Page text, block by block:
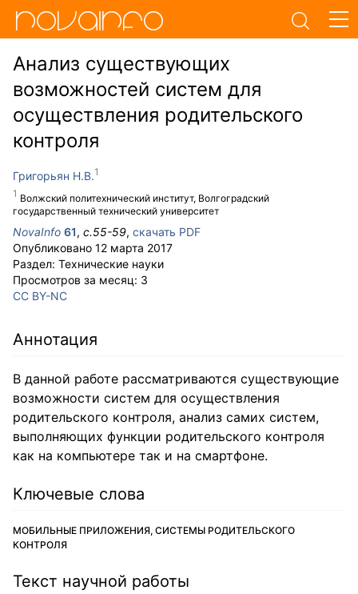
Анализ существующих
возможностей систем для
осуществления родительского
контроля
Григорьян Н.В.
Волжский политехнический институт, Волгоградский
государственный технический университет
NovaInfo 61, с.55-59, скачать PDF
Опубликовано 12 марта 2017
Раздел: Технические науки
Просмотров за месяц: 3
CC BY-NC
Аннотация
В данной работе рассматриваются существующие
возможности систем для осуществления
родительского контроля, анализ самих систем,
выполняющих функции родительского контроля
как на компьютере так и на смартфоне.
Ключевые слова
МОБИЛЬНЫЕ ПРИЛОЖЕНИЯ, СИСТЕМЫ РОДИТЕЛЬСКОГО
КОНТРОЛЯ
Текст научной работы